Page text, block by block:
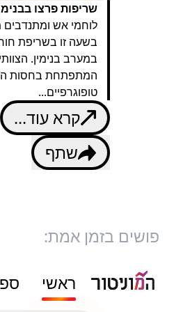
שריפות פרצו בבנימין: 4 מטוסי כיבוי
לוחמי אש ומתנדבים
בשעה זו בשריפת
במערב בנימין.
המתפתחת בחסות
טופוגרפיים...
קרא עוד...
שתף
פושים בזמן אמת:
ראשי